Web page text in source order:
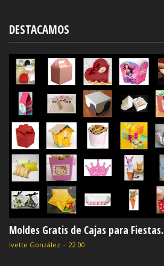
DESTACAMOS
Moldes Gratis de Cajas para Fiestas.
Ivette González - 22:00